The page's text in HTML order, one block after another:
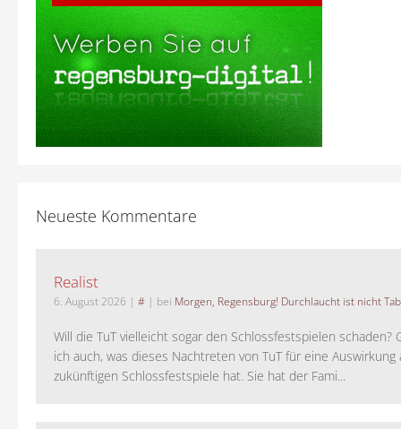
Neueste Kommentare
Realist
6. August 2026 | # | bei Morgen, Regensburg! Durchlaucht ist nicht
Will die TuT vielleicht sogar den Schlossfestspielen schaden?
ich auch, was dieses Nachtreten von TuT für eine Auswirkung
zukünftigen Schlossfestspiele hat. Sie hat der Fami...